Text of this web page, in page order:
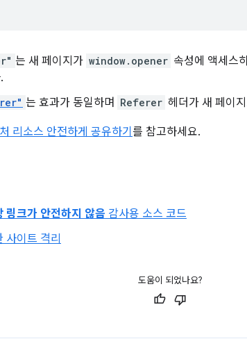
는 새 페이지가 window.opener 속성에 액세스
는 효과가 동일하며 Referer 헤더가 새 페이
리소스 안전하게 공유하기 를 참고하세요.
링크가 안전하지 않음 감사용 소스 코드
사이트 격리
도움이 되었나요?